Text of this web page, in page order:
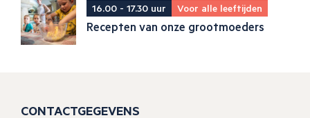
16.00 - 17.30 uur Voor alle leeftijden
Recepten van onze grootmoeders
CONTACTGEGEVENS